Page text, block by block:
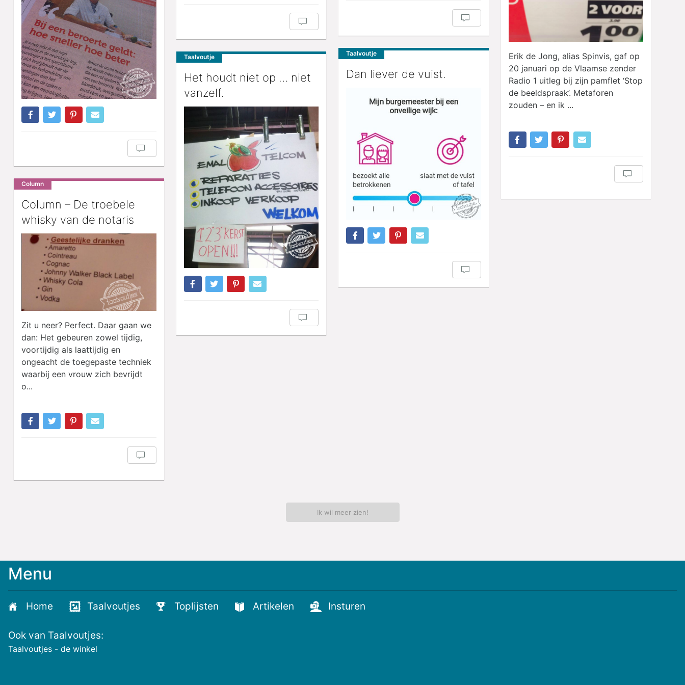
Erik de Jong, alias Spinvis, gaf op
20 januari op de Vlaamse zender
Radio 1 uitleg bij zijn pamflet ‘Stop
de beeldspraak’. Metaforen
zouden – en ik ...
Taalvoutje
Dan liever de vuist.
Taalvoutje
Het houdt niet op … niet
vanzelf.
Column
Column – De troebele
whisky van de notaris
Zit u neer? Perfect. Daar gaan we
dan: Het gebeuren zowel tijdig,
voortijdig als laattijdig en
ongeacht de toegepaste techniek
waarbij een vrouw zich bevrijdt
o...
Ik wil meer zien!
Menu
Home Taalvoutjes Toplijsten Artikelen Insturen
Ook van Taalvoutjes:
Taalvoutjes - de winkel